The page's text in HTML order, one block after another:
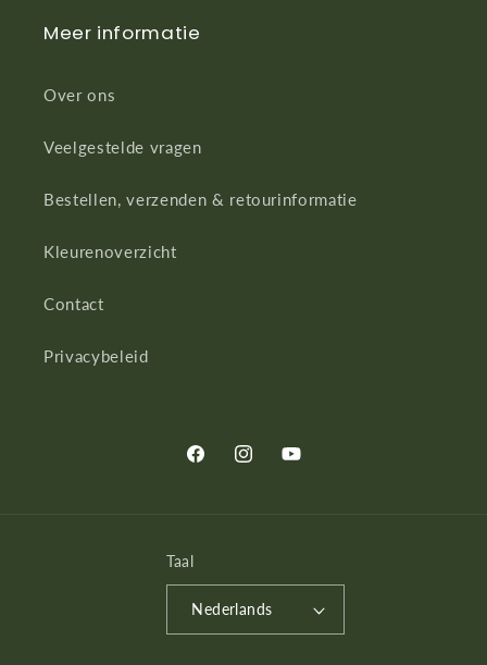
Meer informatie
Over ons
Veelgestelde vragen
Bestellen, verzenden & retourinformatie
Kleurenoverzicht
Contact
Privacybeleid
FacebookInstagramYouTube
Taal
Nederlands